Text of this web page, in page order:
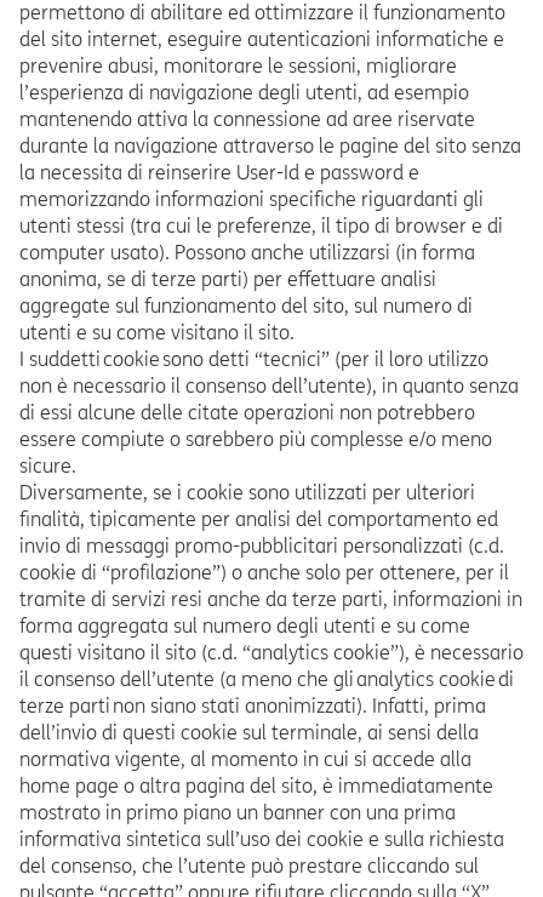
permettono di abilitare ed ottimizzare il funzionamento
del sito internet, eseguire autenticazioni informatiche e
prevenire abusi, monitorare le sessioni, migliorare
l’esperienza di navigazione degli utenti, ad esempio
mantenendo attiva la connessione ad aree riservate
durante la navigazione attraverso le pagine del sito senza
la necessita di reinserire User-Id e password e
memorizzando informazioni specifiche riguardanti gli
utenti stessi (tra cui le preferenze, il tipo di browser e di
computer usato). Possono anche utilizzarsi (in forma
anonima, se di terze parti) per effettuare analisi
aggregate sul funzionamento del sito, sul numero di
utenti e su come visitano il sito.
I suddetti cookie sono detti “tecnici” (per il loro utilizzo
non è necessario il consenso dell’utente), in quanto senza
di essi alcune delle citate operazioni non potrebbero
essere compiute o sarebbero più complesse e/o meno
sicure.
Diversamente, se i cookie sono utilizzati per ulteriori
finalità, tipicamente per analisi del comportamento ed
invio di messaggi promo-pubblicitari personalizzati (c.d.
cookie di “profilazione”) o anche solo per ottenere, per il
tramite di servizi resi anche da terze parti, informazioni in
forma aggregata sul numero degli utenti e su come
questi visitano il sito (c.d. “analytics cookie”), è necessario
il consenso dell’utente (a meno che gli analytics cookie di
terze parti non siano stati anonimizzati). Infatti, prima
dell’invio di questi cookie sul terminale, ai sensi della
normativa vigente, al momento in cui si accede alla
home page o altra pagina del sito, è immediatamente
mostrato in primo piano un banner con una prima
informativa sintetica sull’uso dei cookie e sulla richiesta
del consenso, che l’utente può prestare cliccando sul